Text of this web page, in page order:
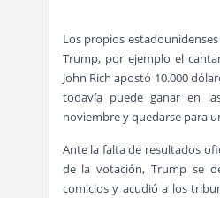
Los propios
Trump, por ejemplo el
John Rich apostó 10.000
todavía puede ganar en
noviembre y quedarse para
Ante la falta de resultados
de la votación, Trump se
comicios y acudió a los